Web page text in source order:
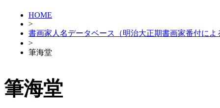
HOME
>
書画家人名データベース（明治大正期書画家番付によ
>
筆海堂
筆海堂